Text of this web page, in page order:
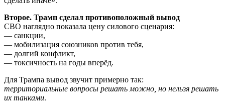
Второе. Трамп сделал противоположный вывод
СВО наглядно показала цену силового сценария:
— санкции,
— мобилизация союзников против тебя,
— долгий конфликт,
— токсичность на годы вперёд.
Для Трампа вывод звучит примерно так:
территориальные вопросы решать можно, но нельзя решать
их танками.